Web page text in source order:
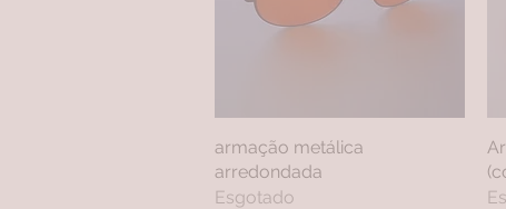
Visualização rápida
armação metálica
arredondada
Esgotado